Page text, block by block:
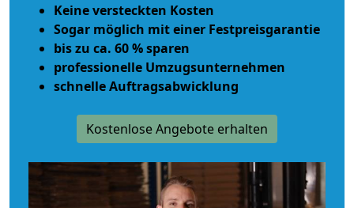
Keine versteckten Kosten
Sogar möglich mit einer Festpreisgarantie
bis zu ca. 60 % sparen
professionelle Umzugsunternehmen
schnelle Auftragsabwicklung
Kostenlose Angebote erhalten